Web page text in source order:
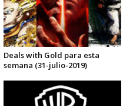
Deals with Gold para esta
semana (31-julio-2019)